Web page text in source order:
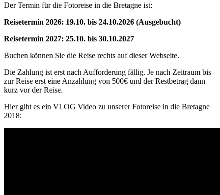
Der Termin für die Fotoreise in die Bretagne ist:
Reisetermin 2026: 19.10. bis 24.10.2026 (Ausgebucht)
Reisetermin 2027: 25.10. bis 30.10.2027
Buchen können Sie die Reise rechts auf dieser Webseite.
Die Zahlung ist erst nach Aufforderung fällig. Je nach Zeitraum bis
zur Reise erst eine Anzahlung von 500€ und der Restbetrag dann
kurz vor der Reise.
Hier gibt es ein VLOG Video zu unserer Fotoreise in die Bretagne
2018: